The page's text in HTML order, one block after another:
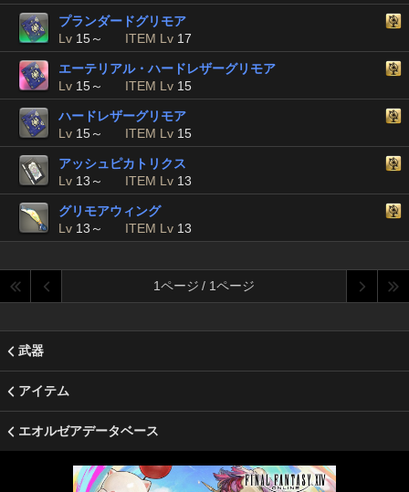
プランダードグリモア
Lv 15～ ITEM Lv 17
エーテリアル・ハードレザーグリモア
Lv 15～ ITEM Lv 15
ハードレザーグリモア
Lv 15～ ITEM Lv 15
アッシュピカトリクス
Lv 13～ ITEM Lv 13
グリモアウィング
Lv 13～ ITEM Lv 13
1ページ / 1ページ
武器
アイテム
エオルゼアデータベース